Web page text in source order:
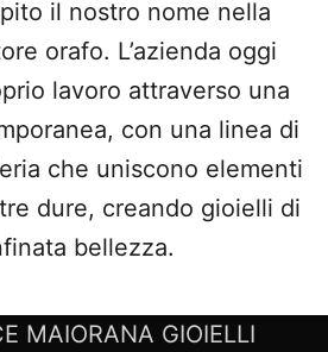
il nostro nome nella
orafo. L’azienda oggi
lavoro attraverso una
con una linea di
che uniscono elementi
dure, creando gioielli di
bellezza.
MAIORANA GIOIELLI